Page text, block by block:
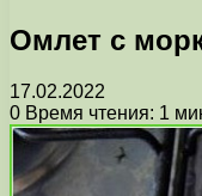
Омлет с
17.02.2022
0 Время чтения: 1